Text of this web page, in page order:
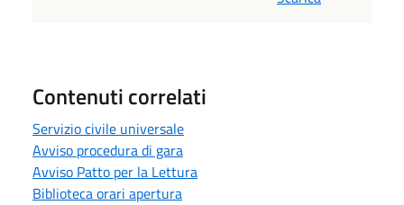
Contenuti correlati
Servizio civile universale
Avviso procedura di gara
Avviso Patto per la Lettura
Biblioteca orari apertura